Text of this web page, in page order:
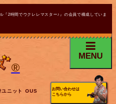
2時間でウクレレマスター♪』の会員で構成していま
®
MENU
ユニット OUS
お問い合わせは
こちらから